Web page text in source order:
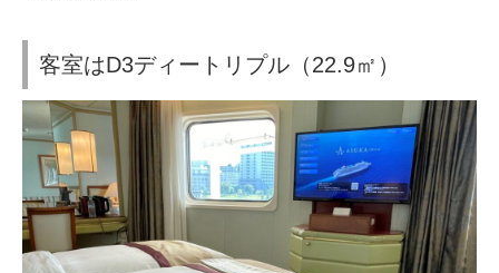
客室はD3ディートリプル（22.9㎡）